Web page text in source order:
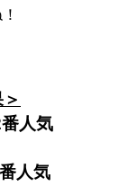
番人気
番人気